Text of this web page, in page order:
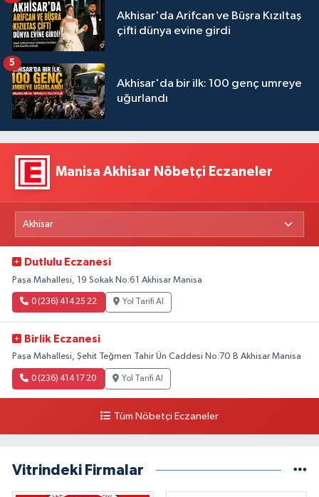
Akhisar'da Arifcan ve Büşra Kızıltaş
çifti dünya evine girdi
Akhisar'da bir ilk: 100 genç umreye
uğurlandı
5
Manisa Akhisar Nöbetçi Eczaneler
Dutlulu Eczanesi
Paşa Mahallesi, 19 Sokak No:61 Akhisar Manisa
0 (236) 414 25 22 Yol Tarifi Al
Birlik Eczanesi
Paşa Mahallesi, Şehit Teğmen Tahir Ün Caddesi No:70 B Akhisar Manisa
0 (236) 414 17 20 Yol Tarifi Al
Tüm Nöbetçi Eczaneler
Vitrindeki Firmalar